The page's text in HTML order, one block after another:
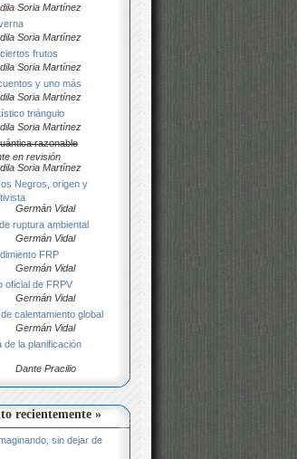
Martínez
Martínez
frutos
Martínez
y uno más
Martínez
triángulo
Martínez
razonable
en revisión
Martínez
Negros, origen y
Vidal
ruptura ambiental
Vidal
FRP
Vidal
oficial de FRPV
Vidal
calentamiento global
Vidal
de la planificación
Pracilio
recientemente »
sin dejar de